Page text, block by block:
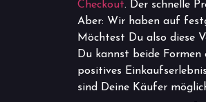
Checkout. Der schnelle
Aber: Wir haben auf
Möchtest Du also diese
Du kannst beide
positives
sind Deine Käufer